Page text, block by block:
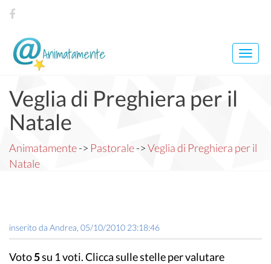
Veglia di Preghiera per il
Natale
Animatamente-> Pastorale->Veglia di Preghiera per il
Natale
inserito da Andrea 05/10/2010 23:18:46
Voto5su 1 voti. Clicca sulle stelle per valutare